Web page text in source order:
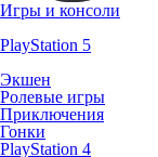
Игры и консоли
PlayStation 5
Экшен
Ролевые игры
Приключения
Гонки
PlayStation 4